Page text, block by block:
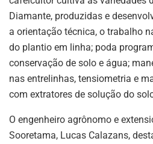
Diamante, produzidas e
a orientação técnica, o trabalho
do plantio em linha; poda
conservação de solo e água;
nas entrelinhas, tensiometria e
com extratores de solução do
O engenheiro agrônomo e
Sooretama, Lucas Calazans,